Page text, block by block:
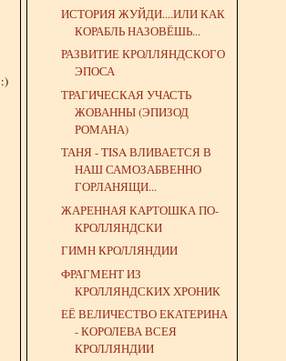
ИСТОРИЯ ЖУЙДИ....ИЛИ КАК
КОРАБЛЬ НАЗОВЁШЬ...
РАЗВИТИЕ КРОЛЛЯНДСКОГО
ЭПОСА
ТРАГИЧЕСКАЯ УЧАСТЬ
ЖОВАННЫ (ЭПИЗОД
РОМАНА)
ТАНЯ - TISA ВЛИВАЕТСЯ В
НАШ САМОЗАБВЕННО
ГОРЛАНЯЩИ...
ЖАРЕННАЯ КАРТОШКА ПО-
КРОЛЛЯНДСКИ
ГИМН КРОЛЛЯНДИИ
ФРАГМЕНТ ИЗ
КРОЛЛЯНДСКИХ ХРОНИК
ЕЁ ВЕЛИЧЕСТВО ЕКАТЕРИНА
- КОРОЛЕВА ВСЕЯ
КРОЛЛЯНДИИ